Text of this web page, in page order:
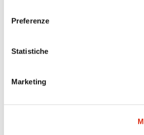
Preferenze
Statistiche
Marketing
Ti potrebbe